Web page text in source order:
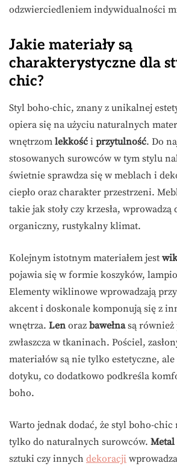
odzwierciedleniem indywidualności
Jakie materiały są
charakterystyczne dla
chic?
Styl boho-chic, znany z unikalnej
opiera się na użyciu naturalnych
wnętrzom lekkość i przytulność. Do
stosowanych surowców w tym stylu
świetnie sprawdza się w meblach i
ciepło oraz charakter przestrzeni.
takie jak stoły czy krzesła, wprowadzą
organiczny, rustykalny klimat.
Kolejnym istotnym materiałem jest
pojawia się w formie koszyków,
Elementy wiklinowe wprowadzają
akcent i doskonale komponują się z
wnętrza. Len oraz bawełnasą również
zwłaszcza w tkaninach. Pościel,
materiałów są nie tylko estetyczne,
dotyku, co dodatkowo podkreśla
boho.
Warto jednak dodać, że styl boho-chic
tylko do naturalnych surowców. Metal
sztuki czy innych dekoracji